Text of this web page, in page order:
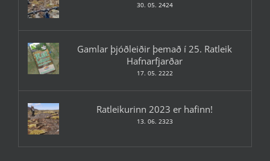
30. 05. 2424
Gamlar þjóðleiðir þemað í 25. Ratleik
Hafnarfjarðar
17. 05. 2222
Ratleikurinn 2023 er hafinn!
13. 06. 2323